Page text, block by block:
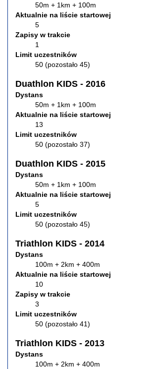
50m + 1km + 100m
Aktualnie na liście startowej
5
Zapisy w trakcie
1
Limit uczestników
50 (pozostało 45)
Duathlon KIDS - 2016
Dystans
50m + 1km + 100m
Aktualnie na liście startowej
13
Limit uczestników
50 (pozostało 37)
Duathlon KIDS - 2015
Dystans
50m + 1km + 100m
Aktualnie na liście startowej
5
Limit uczestników
50 (pozostało 45)
Triathlon KIDS - 2014
Dystans
100m + 2km + 400m
Aktualnie na liście startowej
10
Zapisy w trakcie
3
Limit uczestników
50 (pozostało 41)
Triathlon KIDS - 2013
Dystans
100m + 2km + 400m